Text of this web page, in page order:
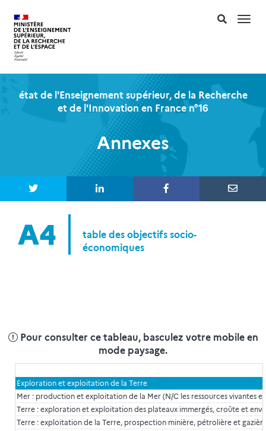
état de l'Enseignement supérieur, de la Recherche
et de l'Innovation en France n°16
Annexes
A4
table des objectifs socio-
économiques
Pour consulter ce tableau, basculez votre mobile en
mode paysage.
Exploration et exploitation de la Terre
Mer : production et exploitation de la Mer (N/C les ressources vivantes
Terre : exploration et exploitation des plateaux immergés, croûte et
Terre : exploitation de la Terre, prospection minière, pétrolière et